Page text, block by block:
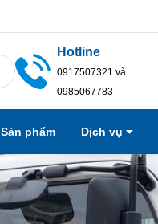
Hotline
0917507321 và
0985067783
Sản phẩm Dịch vụ